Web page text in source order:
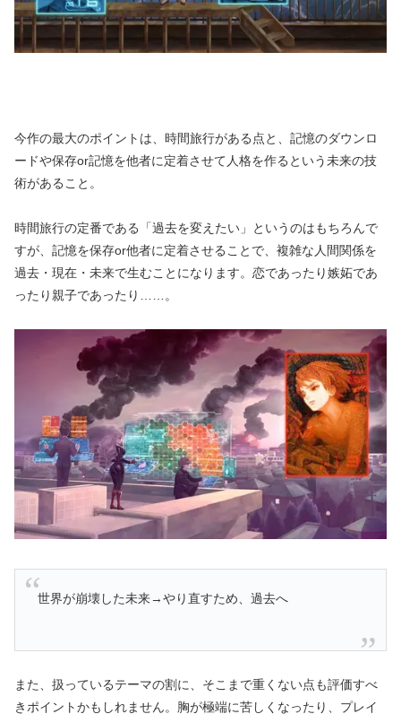
今作の最大のポイントは、時間旅行がある点と、記憶のダウンロ
ードや保存or記憶を他者に定着させて人格を作るという未来の技
術があること。
時間旅行の定番である「過去を変えたい」というのはもちろんで
すが、記憶を保存or他者に定着させることで、複雑な人間関係を
過去・現在・未来で生むことになります。恋であったり嫉妬であ
ったり親子であったり……。
世界が崩壊した未来→やり直すため、過去へ
また、扱っているテーマの割に、そこまで重くない点も評価すべ
きポイントかもしれません。胸が極端に苦しくなったり、プレイ